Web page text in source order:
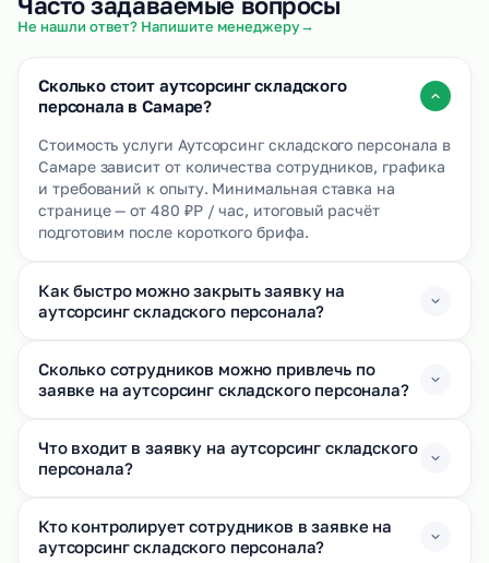
Не нашли ответ? Напишите менеджеру→
Сколько стоит аутсорсинг складского
персонала в Самаре?
Стоимость услуги Аутсорсинг складского персонала в
Самаре зависит от количества сотрудников, графика
и требований к опыту. Минимальная ставка на
странице — от 480 ₽Р / час, итоговый расчёт
подготовим после короткого брифа.
Как быстро можно закрыть заявку на
аутсорсинг складского персонала?
Сколько сотрудников можно привлечь по
заявке на аутсорсинг складского персонала?
Что входит в заявку на аутсорсинг складского
персонала?
Кто контролирует сотрудников в заявке на
аутсорсинг складского персонала?